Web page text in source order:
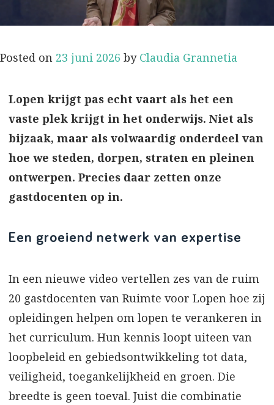
Posted on 23 juni 2026 by Claudia Grannetia
Lopen krijgt pas echt vaart als het een
vaste plek krijgt in het onderwijs. Niet als
bijzaak, maar als volwaardig onderdeel van
hoe we steden, dorpen, straten en pleinen
ontwerpen. Precies daar zetten onze
gastdocenten op in.
Een groeiend netwerk van expertise
In een nieuwe video vertellen zes van de ruim
20 gastdocenten van Ruimte voor Lopen hoe zij
opleidingen helpen om lopen te verankeren in
het curriculum. Hun kennis loopt uiteen van
loopbeleid en gebiedsontwikkeling tot data,
veiligheid, toegankelijkheid en groen. Die
breedte is geen toeval. Juist die combinatie